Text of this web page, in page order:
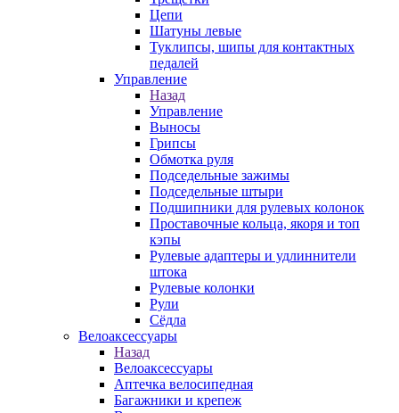
Цепи
Шатуны левые
Туклипсы, шипы для контактных
педалей
Управление
Назад
Управление
Выносы
Грипсы
Обмотка руля
Подседельные зажимы
Подседельные штыри
Подшипники для рулевых колонок
Проставочные кольца, якоря и топ
кэпы
Рулевые адаптеры и удлиннители
штока
Рулевые колонки
Рули
Сёдла
Велоаксессуары
Назад
Велоаксессуары
Аптечка велосипедная
Багажники и крепеж